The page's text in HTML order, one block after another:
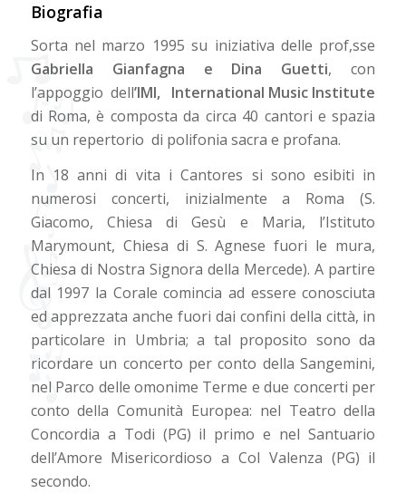
Biografia
Sorta nel marzo 1995 su iniziativa delle prof,sse
Gabriella Gianfagna e Dina Guetti, con
l’appoggio dell’IMI, International Music Institute
di Roma, è composta da circa 40 cantori e spazia
su un repertorio di polifonia sacra e profana.
In 18 anni di vita i Cantores si sono esibiti in
numerosi concerti, inizialmente a Roma (S.
Giacomo, Chiesa di Gesù e Maria, l’Istituto
Marymount, Chiesa di S. Agnese fuori le mura,
Chiesa di Nostra Signora della Mercede). A partire
dal 1997 la Corale comincia ad essere conosciuta
ed apprezzata anche fuori dai confini della città, in
particolare in Umbria; a tal proposito sono da
ricordare un concerto per conto della Sangemini,
nel Parco delle omonime Terme e due concerti per
conto della Comunità Europea: nel Teatro della
Concordia a Todi (PG) il primo e nel Santuario
dell’Amore Misericordioso a Col Valenza (PG) il
secondo.